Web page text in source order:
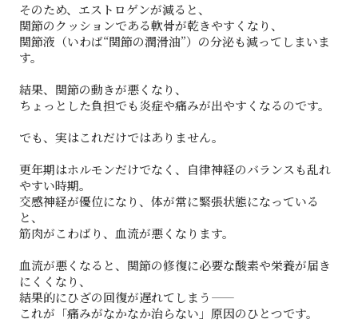
そのため、エストロゲンが減ると、
関節のクッションである軟骨が乾きやすくなり、
関節液（いわば“関節の潤滑油”）の分泌も減ってしまいま
す。
結果、関節の動きが悪くなり、
ちょっとした負担でも炎症や痛みが出やすくなるのです。
でも、実はこれだけではありません。
更年期はホルモンだけでなく、自律神経のバランスも乱れ
やすい時期。
交感神経が優位になり、体が常に緊張状態になっている
と、
筋肉がこわばり、血流が悪くなります。
血流が悪くなると、関節の修復に必要な酸素や栄養が届き
にくくなり、
結果的にひざの回復が遅れてしまう――
これが「痛みがなかなか治らない」原因のひとつです。